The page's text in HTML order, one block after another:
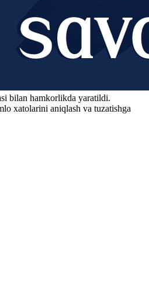
bilan hamkorlikda yaratildi.
xatolarini aniqlash va tuzatishga